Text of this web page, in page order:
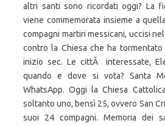
altri santi sono ricordati oggi? La
viene commemorata insieme a
compagni martiri messicani, uccisi
contro la Chiesa che ha tormentato
inizio sec. Le cittÃ interessate,
quando e dove si vota? Santa
WhatsApp. Oggi la Chiesa
soltanto uno, bensì 25, ovvero San
suoi 24 compagni. Memoria dei